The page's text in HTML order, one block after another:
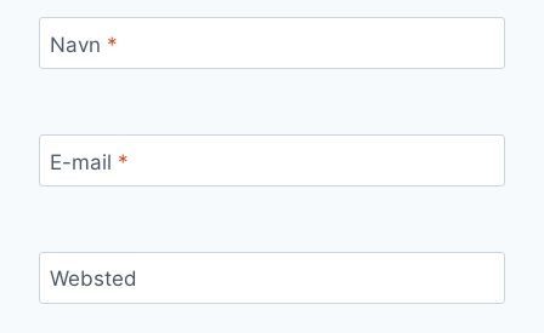
Navn *
E-mail *
Websted